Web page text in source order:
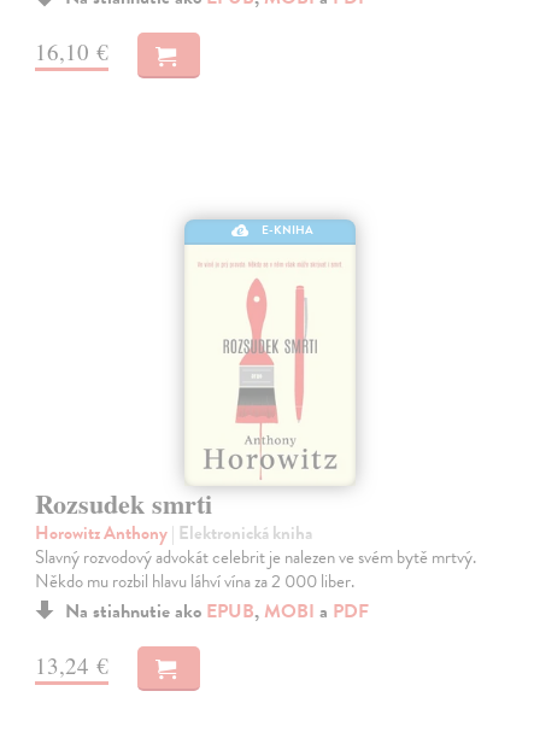
16,10 €
E-KNIHA
Rozsudek smrti
Horowitz Anthony| Elektronická kniha
Slavný rozvodový advokát celebrit je nalezen ve svém bytě mrtvý.
Někdo mu rozbil hlavu láhví vína za 2 000 liber.
Na stiahnutie ako EPUB, MOBI a PDF
13,24 €